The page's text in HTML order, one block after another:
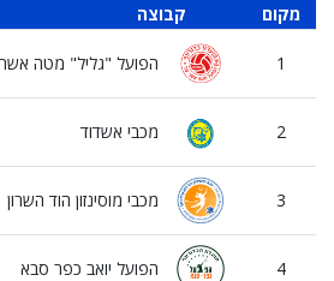
קבוצה מקום
הפועל "גליל" מטה 1
מכבי אשדוד 2
מכבי מוסינזון הוד השרון 3
הפועל יואב כפר סבא 4